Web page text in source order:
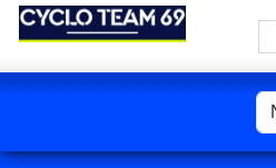
Panneau de gestion des cookies